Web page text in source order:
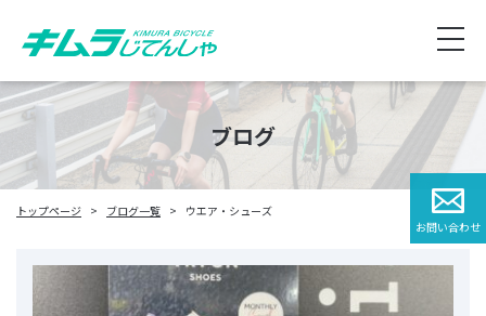
ブログ
トップページ ブログ一覧 ウエア・シューズ
お問い合わせ